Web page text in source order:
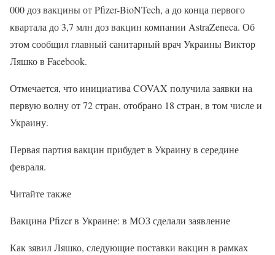
000 доз вакцины от Pfizer-BioNTech, а до конца первого
квартала до 3,7 млн доз вакцин компании AstraZeneca. Об
этом сообщил главный санитарный врач Украины Виктор
Ляшко в Facebook.
Отмечается, что инициатива COVAX получила заявки на
первую волну от 72 стран, отобрано 18 стран, в том числе и
Украину.
Первая партия вакцин прибудет в Украину в середине
февраля.
Читайте также
Вакцина Pfizer в Украине: в МОЗ сделали заявление
Как зявил Ляшко, следующие поставки вакцин в рамках